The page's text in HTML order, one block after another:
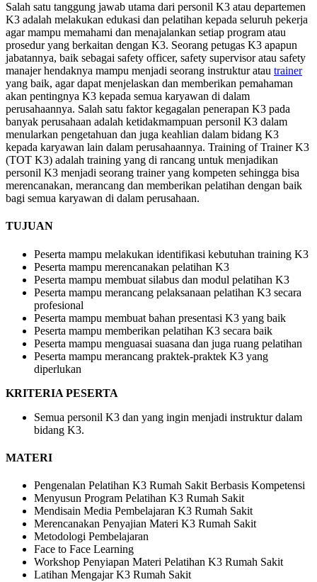
Salah satu tanggung jawab utama dari personil K3 atau departemen
K3 adalah melakukan edukasi dan pelatihan kepada seluruh pekerja
agar mampu memahami dan menajalankan setiap program atau
prosedur yang berkaitan dengan K3. Seorang petugas K3 apapun
jabatannya, baik sebagai safety officer, safety supervisor atau safety
manajer hendaknya mampu menjadi seorang instruktur atau trainer
yang baik, agar dapat menjelaskan dan memberikan pemahaman
akan pentingnya K3 kepada semua karyawan di dalam
perusahaannya. Salah satu faktor kegagalan penerapan K3 pada
banyak perusahaan adalah ketidakmampuan personil K3 dalam
menularkan pengetahuan dan juga keahlian dalam bidang K3
kepada karyawan lain dalam perusahaannya. Training of Trainer K3
(TOT K3) adalah training yang di rancang untuk menjadikan
personil K3 menjadi seorang trainer yang kompeten sehingga bisa
merencanakan, merancang dan memberikan pelatihan dengan baik
bagi semua karyawan di dalam perusahaan.
TUJUAN
Peserta mampu melakukan identifikasi kebutuhan training K3
Peserta mampu merencanakan pelatihan K3
Peserta mampu membuat silabus dan modul pelatihan K3
Peserta mampu merancang pelaksanaan pelatihan K3 secara
profesional
Peserta mampu membuat bahan presentasi K3 yang baik
Peserta mampu memberikan pelatihan K3 secara baik
Peserta mampu menguasai suasana dan juga ruang pelatihan
Peserta mampu merancang praktek-praktek K3 yang
diperlukan
KRITERIA PESERTA
Semua personil K3 dan yang ingin menjadi instruktur dalam
bidang K3.
MATERI
Pengenalan Pelatihan K3 Rumah Sakit Berbasis Kompetensi
Menyusun Program Pelatihan K3 Rumah Sakit
Mendisain Media Pembelajaran K3 Rumah Sakit
Merencanakan Penyajian Materi K3 Rumah Sakit
Metodologi Pembelajaran
Face to Face Learning
Workshop Penyiapan Materi Pelatihan K3 Rumah Sakit
Latihan Mengajar K3 Rumah Sakit